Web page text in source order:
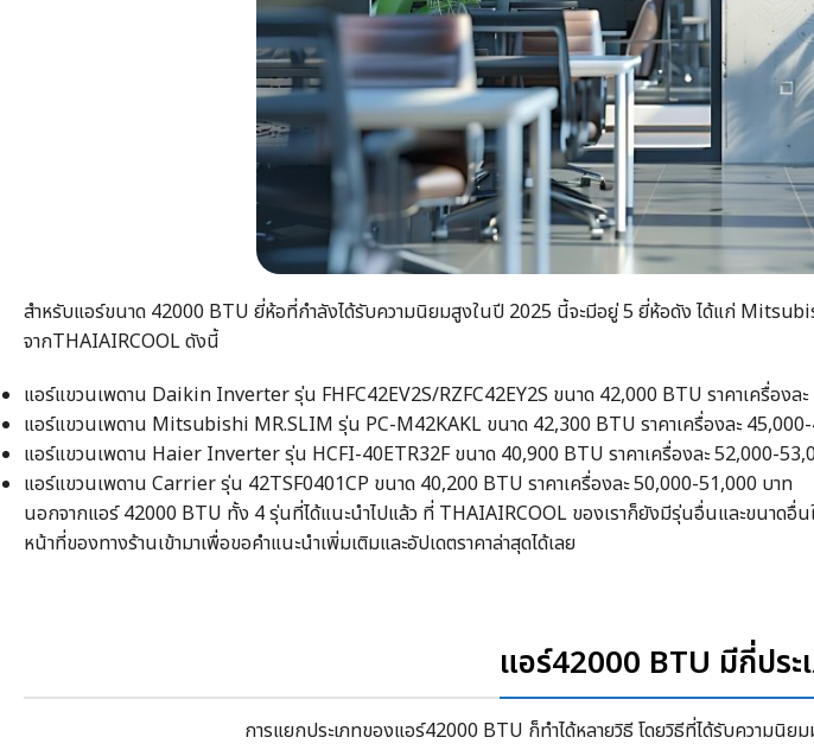
สำหรับแอร์ขนาด 42000 BTU ยี่ห้อที่กำลังได้รับความนิยมสูงในปี 2025 นี้จะมีอยู่ 5 ยี่ห้อดัง ได้แก่
จากTHAIAIRCOOL ดังนี้
แอร์แขวนเพดาน Daikin Inverter รุ่น FHFC42EV2S/RZFC42EY2S ขนาด 42,000 BTU ราคาเครื่องล
แอร์แขวนเพดาน Mitsubishi MR.SLIM รุ่น PC-M42KAKL ขนาด 42,300 BTU ราคาเครื่องละ
แอร์แขวนเพดาน Haier Inverter รุ่น HCFI-40ETR32F ขนาด 40,900 BTU ราคาเครื่องละ 52,000-
แอร์แขวนเพดาน Carrier รุ่น 42TSF0401CP ขนาด 40,200 BTU ราคาเครื่องละ 50,000-51,000 บาท
นอกจากแอร์ 42000 BTU ทั้ง 4 รุ่นที่ได้แนะนำไปแล้ว ที่ THAIAIRCOOL ของเราก็ยังมีรุ่นอื่นและขนาดอื่
หน้าที่ของทางร้านเข้ามาเพื่อขอคำแนะนำเพิ่มเติมและอัปเดตราคาล่าสุดได้เลย
แอร์42000 BTU มีกี่ปร
การแยกประเภทของแอร์42000 BTU ก็ทำได้หลายวิธี โดยวิธีที่ได้รับความนิย